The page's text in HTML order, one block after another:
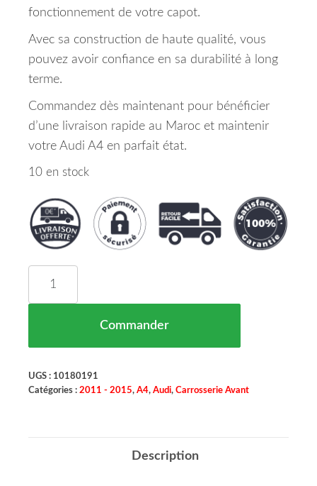
fonctionnement de votre capot.
Avec sa construction de haute qualité, vous
pouvez avoir confiance en sa durabilité à long
terme.
Commandez dès maintenant pour bénéficier
d’une livraison rapide au Maroc et maintenir
votre Audi A4 en parfait état.
10 en stock
Commander
UGS : 10180191
Catégories : 2011 - 2015, A4, Audi, Carrosserie Avant
Description